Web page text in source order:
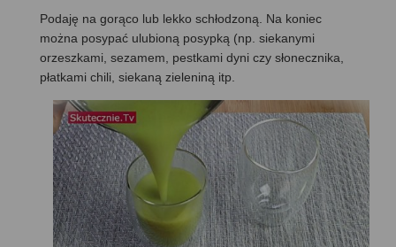
Podaję na gorąco lub lekko schłodzoną. Na koniec
można posypać ulubioną posypką (np. siekanymi
orzeszkami, sezamem, pestkami dyni czy słonecznika,
płatkami chili, siekaną zieleniną itp.